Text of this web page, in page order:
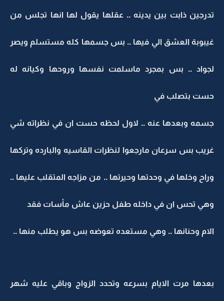
تدرجين ذابت بين يدينه .. عقلها يقول لها انها تجلس من
غيبوبة العشق الي فيها .. بس جسمها كله مستسلم ويصر
لجواد .. بس بمجرد ماسلمت نفسها وروحها وكيانه له
حست بتصلب في
جسمه وبعدها عنه .. لاول لحظه حست ان في نظراته شي
غريب بس سرعان مارجعوا لنظرات القاسيه والبارده وتركها
وراح وخلها في وحدتها وحيرتها .. من مزاجه المتقلب عليها ..
وهي تحس ان في داخله طفل حزين عاش مأسات فقد
الام وحنانها .. وهي مستعده تعوضه بس هو يطلب منها ..
بعدها مرت الايام بسرعه وتحدد الزواج وباقي عليه شهر